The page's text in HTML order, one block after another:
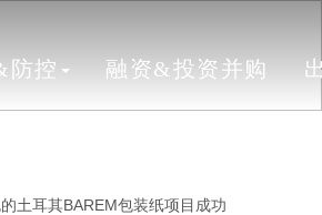
防控 融资&投资并购
土耳其BAREM包装纸项目成功开机】